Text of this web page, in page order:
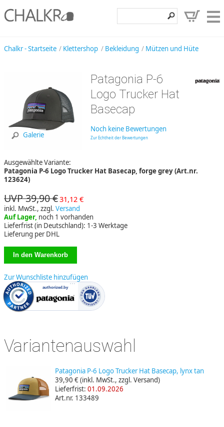
Klettershop
Entdecken
Hilfe, Kontakt
Chalkr - Startseite Klettershop Bekleidung Mützen und Hüte
Galerie
Patagonia P-6
Logo Trucker Hat
Basecap
Noch keine Bewertungen
Zur Echtheit der Bewertungen
Ausgewählte Variante:
Patagonia P-6 Logo Trucker Hat Basecap, forge grey (Art.nr.
123624)
UVP 39,90 €31,12 €
inkl. MwSt., zzgl. Versand
Auf Lager, noch 1 vorhanden
Lieferfrist (in Deutschland): 1-3 Werktage
Lieferung per DHL
Zur Wunschliste hinzufügen
Variantenauswahl
Patagonia P-6 Logo Trucker Hat Basecap, lynx tan
39,90 €(inkl. MwSt., zzgl. Versand)
Lieferfrist: 01.09.2026
Art.nr. 133489